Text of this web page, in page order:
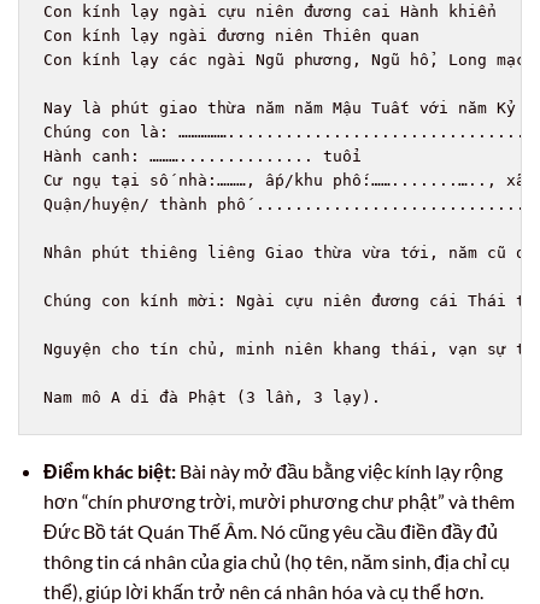
Con kính lạy ngài cựu niên đương cai Hành khiển
Con kính lạy ngài đương niên Thiên quan
Con kính lạy các ngài Ngũ phương, Ngũ hổ, Long
Nay là phút giao thừa năm năm Mậu Tuất với năm Kỷ
Chúng con là:
Hành canh: ……….............. tuổi
Cư ngụ tại số nhà:………, ấp/khu
Quận/huyện/ thành phố
Nhân phút thiêng liêng Giao thừa vừa tới, năm cũ
Chúng con kính mời: Ngài cựu niên đương cái
Nguyện cho tín chủ, minh niên khang thái, vạn sự
Điểm khác biệt:Bài này mở đầu bằng việc kính lạy rộng
hơn “chín phương trời, mười phương chư phật” và thêm
Đức Bồ tát Quán Thế Âm. Nó cũng yêu cầu điền đầy đủ
thông tin cá nhân của gia chủ (họ tên, năm sinh, địa chỉ cụ
thể), giúp lời khấn trở nên cá nhân hóa và cụ thể hơn.